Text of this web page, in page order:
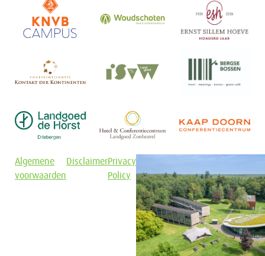
Algemene
voorwaarden
DisclaimerPrivacy
Policy